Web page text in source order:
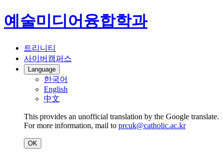
예술미디어융합학과
트리니티
사이버캠퍼스
Language
한국어
English
中文
This provides an unofficial translation by the Google translate.
For more information, mail to prcuk@catholic.ac.kr
OK